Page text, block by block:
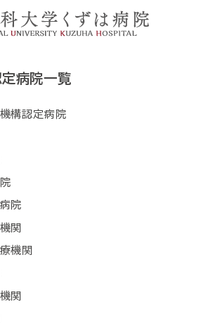
病院一覧
構認定病院
院
関
機関
関